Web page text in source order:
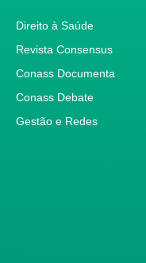
Direito à Saúde
Revista Consensus
Conass Documenta
Conass Debate
Gestão e Redes